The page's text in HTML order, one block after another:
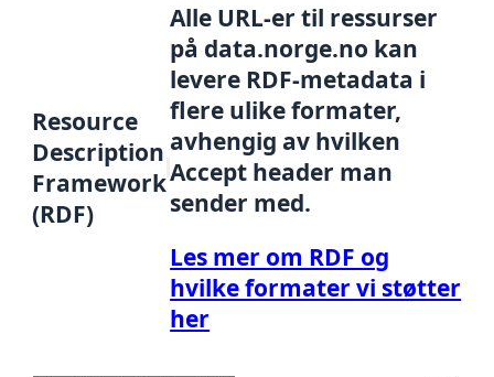
Resource
Description
Framework
(RDF)
Alle URL-er til ressurser
på data.norge.no kan
levere RDF-metadata i
flere ulike formater,
avhengig av hvilken
Accept header man
sender med.
Les mer om RDF og
hvilke formater vi støtter
her